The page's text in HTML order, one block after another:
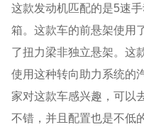
这款发动机匹配的是5速
箱。这款车的前悬架使用
了扭力梁非独立悬架。这
使用这种转向助力系统的
家对这款车感兴趣，可以
不错，并且配置也是不低